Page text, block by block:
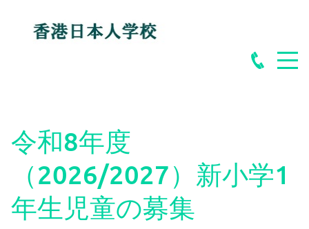
令和8年度
（2026/2027）新小学1
年生児童の募集